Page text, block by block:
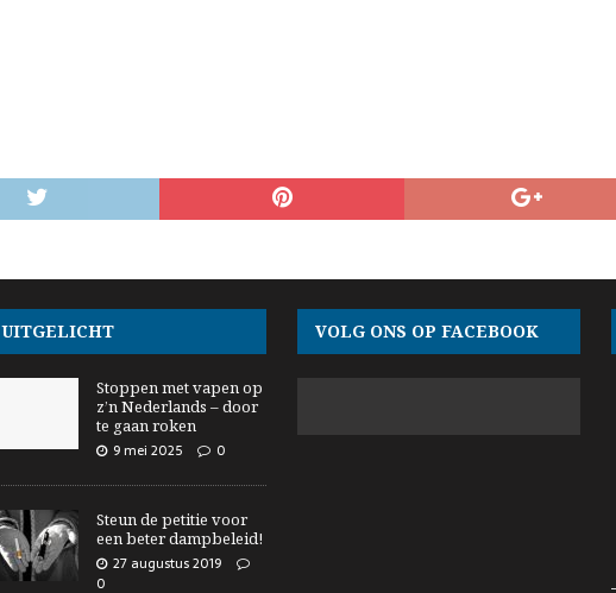
UITGELICHT
Stoppen met vapen op
z’n Nederlands – door
te gaan roken
9 mei 2025
0
Steun de petitie voor
een beter dampbeleid!
27 augustus 2019
0
VOLG ONS OP FACEBOOK